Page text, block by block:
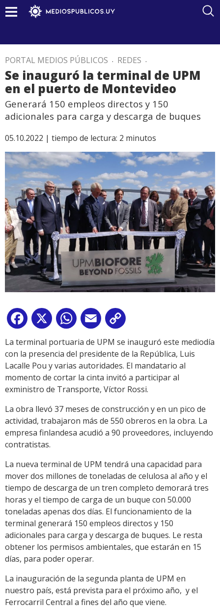
PORTAL MEDIOS PÚBLICOS . REDES .
Se inauguró la terminal de UPM
en el puerto de Montevideo
Generará 150 empleos directos y 150
adicionales para carga y descarga de buques
05.10.2022 | tiempo de lectura: 2 minutos
Facebook
X WhatsApp
Email
Link
La terminal portuaria de UPM se inauguró este mediodía
con la presencia del presidente de la República, Luis
Lacalle Pou y varias autoridades. El mandatario al
momento de cortar la cinta invitó a participar al
exministro de Transporte, Víctor Rossi.
La obra llevó 37 meses de construcción y en un pico de
actividad, trabajaron más de 550 obreros en la obra. La
empresa finlandesa acudió a 90 proveedores, incluyendo
contratistas.
La nueva terminal de UPM tendrá una capacidad para
mover dos millones de toneladas de celulosa al año y el
tiempo de descarga de un tren completo demorará tres
horas y el tiempo de carga de un buque con 50.000
toneladas apenas dos días. El funcionamiento de la
terminal generará 150 empleos directos y 150
adicionales para carga y descarga de buques. Le resta
obtener los permisos ambientales, que estarán en 15
días, para poder operar.
La inauguración de la segunda planta de UPM en
nuestro país, está prevista para el próximo año, y el
Ferrocarril Central a fines del año que viene.